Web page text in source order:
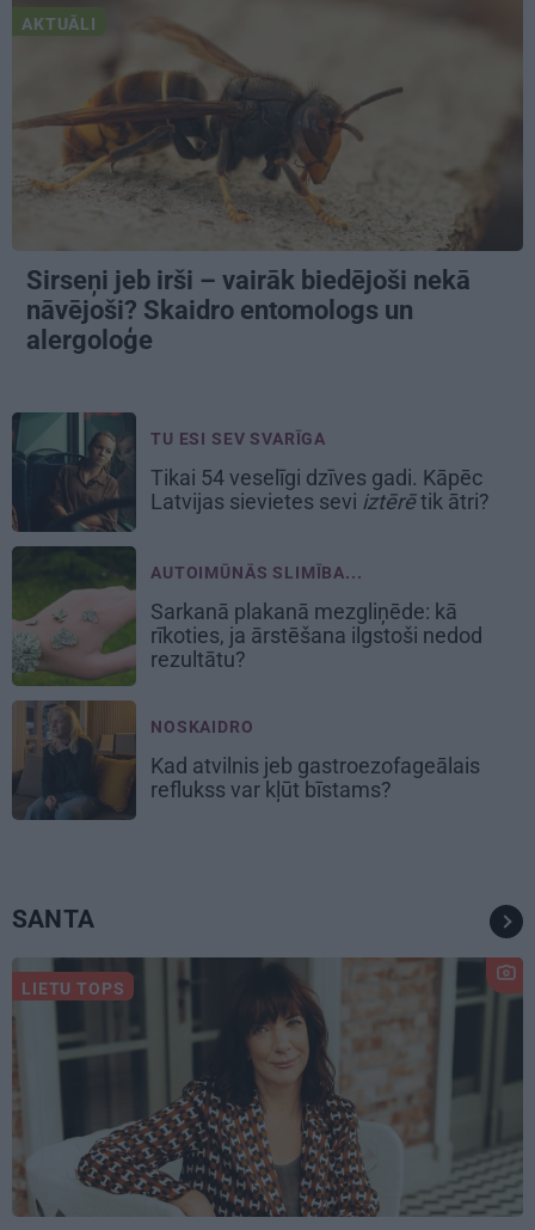
AKTUĀLI
Sirseņi jeb irši – vairāk biedējoši nekā
nāvējoši? Skaidro entomologs un
alergoloģe
TU ESI SEV SVARĪGA
Tikai 54 veselīgi dzīves gadi. Kāpēc
Latvijas sievietes sevi iztērētik ātri?
AUTOIMŪNĀS SLIMĪBA...
Sarkanā plakanā mezgliņēde: kā
rīkoties, ja ārstēšana ilgstoši nedod
rezultātu?
NOSKAIDRO
Kad atvilnis jeb gastroezofageālais
reflukss var kļūt bīstams?
SANTA
LIETU TOPS